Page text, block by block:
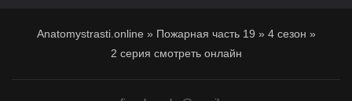
Anatomystrasti.online » Пожарная часть 19 » 4 сезон »
2 серия смотреть онлайн